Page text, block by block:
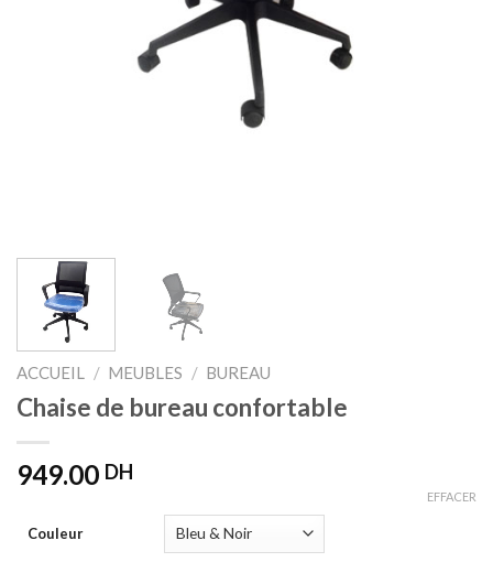
ACCUEIL / MEUBLES / BUREAU
Chaise de bureau confortable
949.00 DH
Couleur
EFFACER